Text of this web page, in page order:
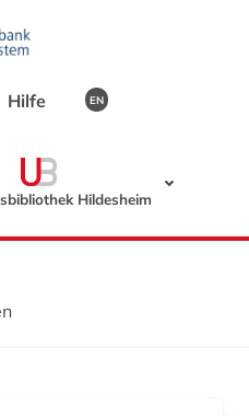
Hilfe EN
Hildesheim